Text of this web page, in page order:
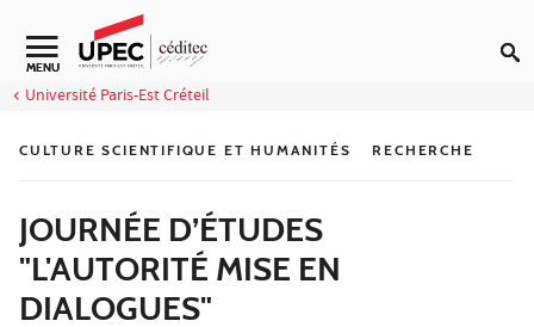
Aller au contenu
Navigation secondaire
MENU
Université Paris-Est Créteil
CULTURE SCIENTIFIQUE ET HUMANITÉS RECHERCHE
JOURNÉE D’ÉTUDES
"L'AUTORITÉ MISE EN
DIALOGUES"